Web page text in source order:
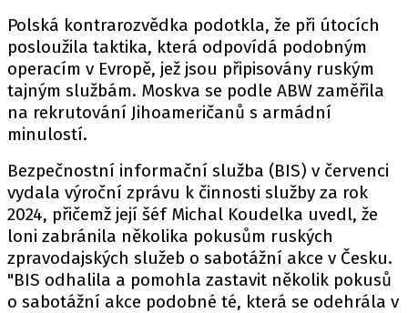
Polská kontrarozvědka podotkla, že při útocích
posloužila taktika, která odpovídá podobným
operacím v Evropě, jež jsou připisovány ruským
tajným službám. Moskva se podle ABW zaměřila
na rekrutování Jihoameričanů s armádní
minulostí.
Bezpečnostní informační služba (BIS) v červenci
vydala výroční zprávu k činnosti služby za rok
2024, přičemž její šéf Michal Koudelka uvedl, že
loni zabránila několika pokusům ruských
zpravodajských služeb o sabotážní akce v Česku.
"BIS odhalila a pomohla zastavit několik pokusů
o sabotážní akce podobné té, která se odehrála v